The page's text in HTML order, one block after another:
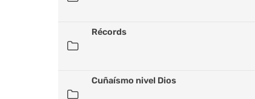
Récords
Cuñaísmo nivel Dios